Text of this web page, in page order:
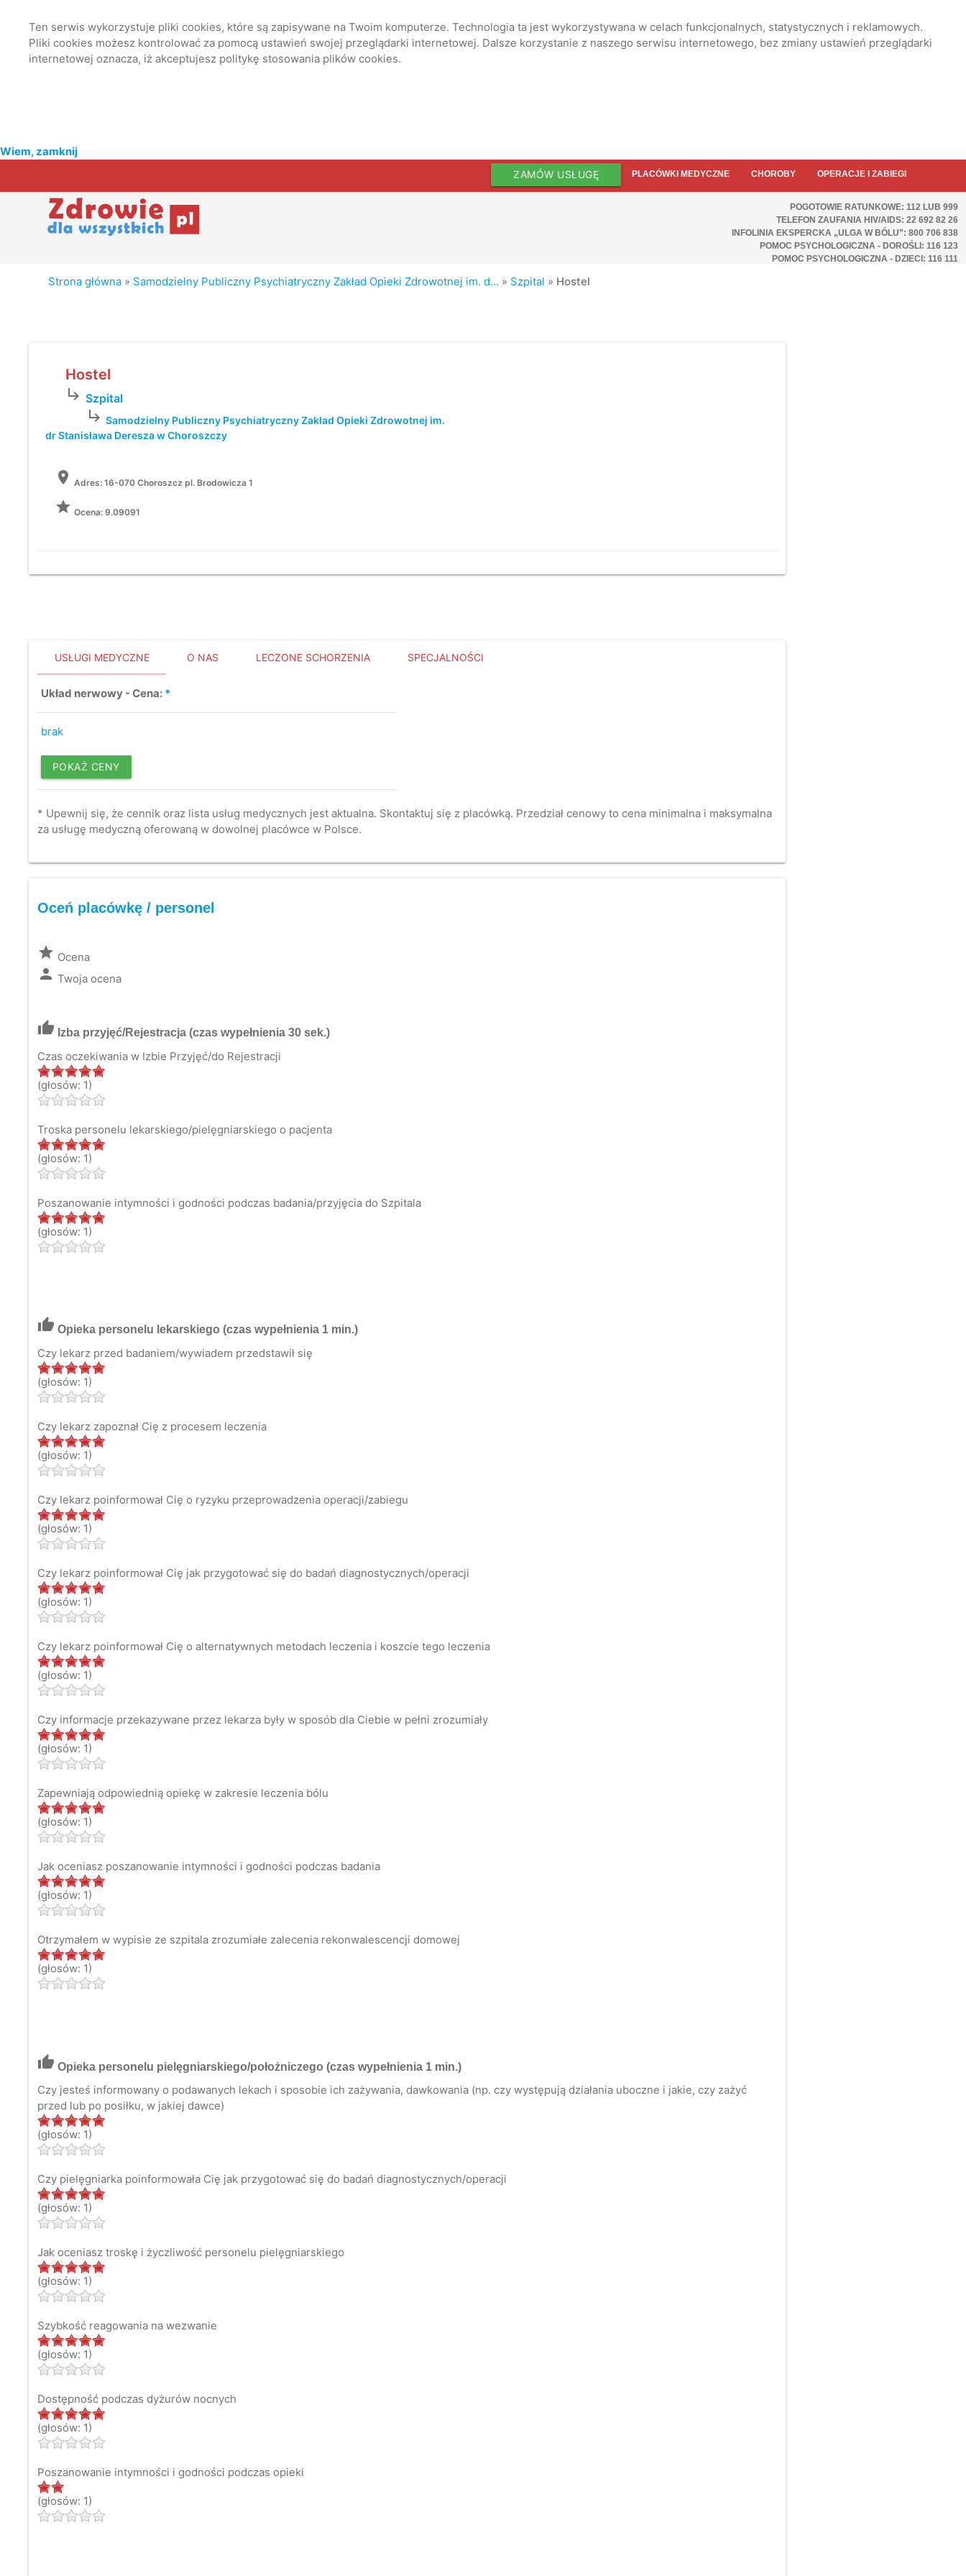
Ten serwis wykorzystuje pliki cookies, które są zapisywane na Twoim komputerze. Technologia ta jest wykorzystywana w celach funkcjonalnych, statystycznych i reklamowych.
Pliki cookies możesz kontrolować za pomocą ustawień swojej przeglądarki internetowej. Dalsze korzystanie z naszego serwisu internetowego, bez zmiany ustawień przeglądarki
internetowej oznacza, iż akceptujesz politykę stosowania plików cookies.
Wiem, zamknij
ZAMÓW USŁUGĘ PLACÓWKI MEDYCZNE CHOROBY OPERACJE I ZABIEGI
POGOTOWIE RATUNKOWE: 112 LUB 999
TELEFON ZAUFANIA HIV/AIDS: 22 692 82 26
INFOLINIA EKSPERCKA „ULGA W BÓLU”: 800 706 838
POMOC PSYCHOLOGICZNA - DOROŚLI: 116 123
POMOC PSYCHOLOGICZNA - DZIECI: 116 111
Strona główna » Samodzielny Publiczny Psychiatryczny Zakład Opieki Zdrowotnej im. d... » Szpital » Hostel
Hostel
subdirectory_arrow_right Szpital
subdirectory_arrow_right Samodzielny Publiczny Psychiatryczny Zakład Opieki Zdrowotnej im.
dr Stanisława Deresza w Choroszczy
location_on Adres:16-070 Choroszcz pl. Brodowicza 1
grade Ocena: 9.09091
USŁUGI MEDYCZNE O NAS LECZONE SCHORZENIA SPECJALNOŚCI
Układ nerwowy - Cena: *
brak
POKAŻ CENY
* Upewnij się, że cennik oraz lista usług medycznych jest aktualna. Skontaktuj się z placówką. Przedział cenowy to cena minimalna i maksymalna
za usługę medyczną oferowaną w dowolnej placówce w Polsce.
Oceń placówkę / personel
grade Ocena
person Twoja ocena
thumb_up Izba przyjęć/Rejestracja (czas wypełnienia 30 sek.)
Czas oczekiwania w Izbie Przyjęć/do Rejestracji
(głosów: 1)
Troska personelu lekarskiego/pielęgniarskiego o pacjenta
(głosów: 1)
Poszanowanie intymności i godności podczas badania/przyjęcia do Szpitala
(głosów: 1)
thumb_up Opieka personelu lekarskiego (czas wypełnienia 1 min.)
Czy lekarz przed badaniem/wywiadem przedstawił się
(głosów: 1)
Czy lekarz zapoznał Cię z procesem leczenia
(głosów: 1)
Czy lekarz poinformował Cię o ryzyku przeprowadzenia operacji/zabiegu
(głosów: 1)
Czy lekarz poinformował Cię jak przygotować się do badań diagnostycznych/operacji
(głosów: 1)
Czy lekarz poinformował Cię o alternatywnych metodach leczenia i koszcie tego leczenia
(głosów: 1)
Czy informacje przekazywane przez lekarza były w sposób dla Ciebie w pełni zrozumiały
(głosów: 1)
Zapewniają odpowiednią opiekę w zakresie leczenia bólu
(głosów: 1)
Jak oceniasz poszanowanie intymności i godności podczas badania
(głosów: 1)
Otrzymałem w wypisie ze szpitala zrozumiałe zalecenia rekonwalescencji domowej
(głosów: 1)
thumb_up Opieka personelu pielęgniarskiego/położniczego (czas wypełnienia 1 min.)
Czy jesteś informowany o podawanych lekach i sposobie ich zażywania, dawkowania (np. czy występują działania uboczne i jakie, czy zażyć
przed lub po posiłku, w jakiej dawce)
(głosów: 1)
Czy pielęgniarka poinformowała Cię jak przygotować się do badań diagnostycznych/operacji
(głosów: 1)
Jak oceniasz troskę i życzliwość personelu pielęgniarskiego
(głosów: 1)
Szybkość reagowania na wezwanie
(głosów: 1)
Dostępność podczas dyżurów nocnych
(głosów: 1)
Poszanowanie intymności i godności podczas opieki
(głosów: 1)